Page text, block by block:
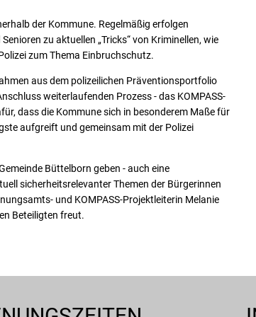
der Kommune. Regelmäßig erfolgen
zu aktuellen „Tricks“ von Kriminellen, wie
zum Thema Einbruchschutz.
aus dem polizeilichen Präventionsportfolio
weiterlaufenden Prozess - das KOMPASS-
dass die Kommune sich in besonderem Maße für
aufgreift und gemeinsam mit der Polizei
Büttelborn geben - auch eine
sicherheitsrelevanter Themen der Bürgerinnen
und KOMPASS-Projektleiterin Melanie
Beteiligten freut.